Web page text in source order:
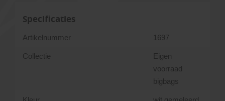
Specificaties
Artikelnummer 1697
Collectie
Eigen
voorraad
bigbags